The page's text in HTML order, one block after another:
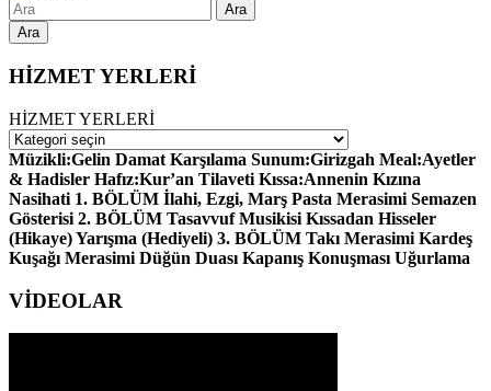
Ara
HİZMET YERLERİ
HİZMET YERLERİ
Müzikli:Gelin Damat Karşılama Sunum:Girizgah Meal:Ayetler
& Hadisler Hafız:Kur’an Tilaveti Kıssa:Annenin Kızına
Nasihati 1. BÖLÜM İlahi, Ezgi, Marş Pasta Merasimi Semazen
Gösterisi 2. BÖLÜM Tasavvuf Musikisi Kıssadan Hisseler
(Hikaye) Yarışma (Hediyeli) 3. BÖLÜM Takı Merasimi Kardeş
Kuşağı Merasimi Düğün Duası Kapanış Konuşması Uğurlama
VİDEOLAR